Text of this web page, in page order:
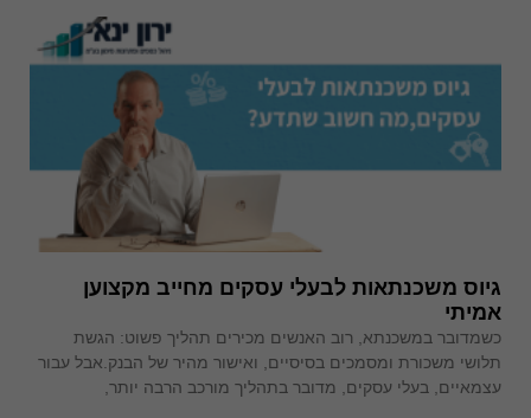
גיוס משכנתאות לבעלי עסקים מחייב מקצוען
אמיתי
כשמדובר במשכנתא, רוב האנשים מכירים תהליך פשוט: הגשת
תלושי משכורת ומסמכים בסיסיים, ואישור מהיר של הבנק.אבל עבור
עצמאיים, בעלי עסקים, מדובר בתהליך מורכב הרבה יותר,